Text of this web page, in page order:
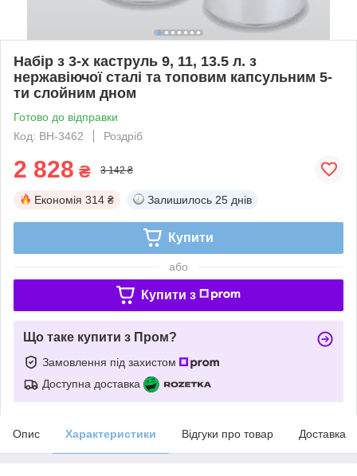
Набір з 3-х каструль 9, 11, 13.5 л. з
нержавіючої сталі та топовим капсульним 5-
ти слойним дном
Готово до відправки
Код: BH-3462
Роздріб
2 828 ₴ 3 142 ₴
Економія 314 ₴ Залишилось 25 днів
Купити
або
Купити з
Що таке купити з Пром?
Замовлення під захистом
Доступна доставка
Опис Характеристики Відгуки про товар Доставка